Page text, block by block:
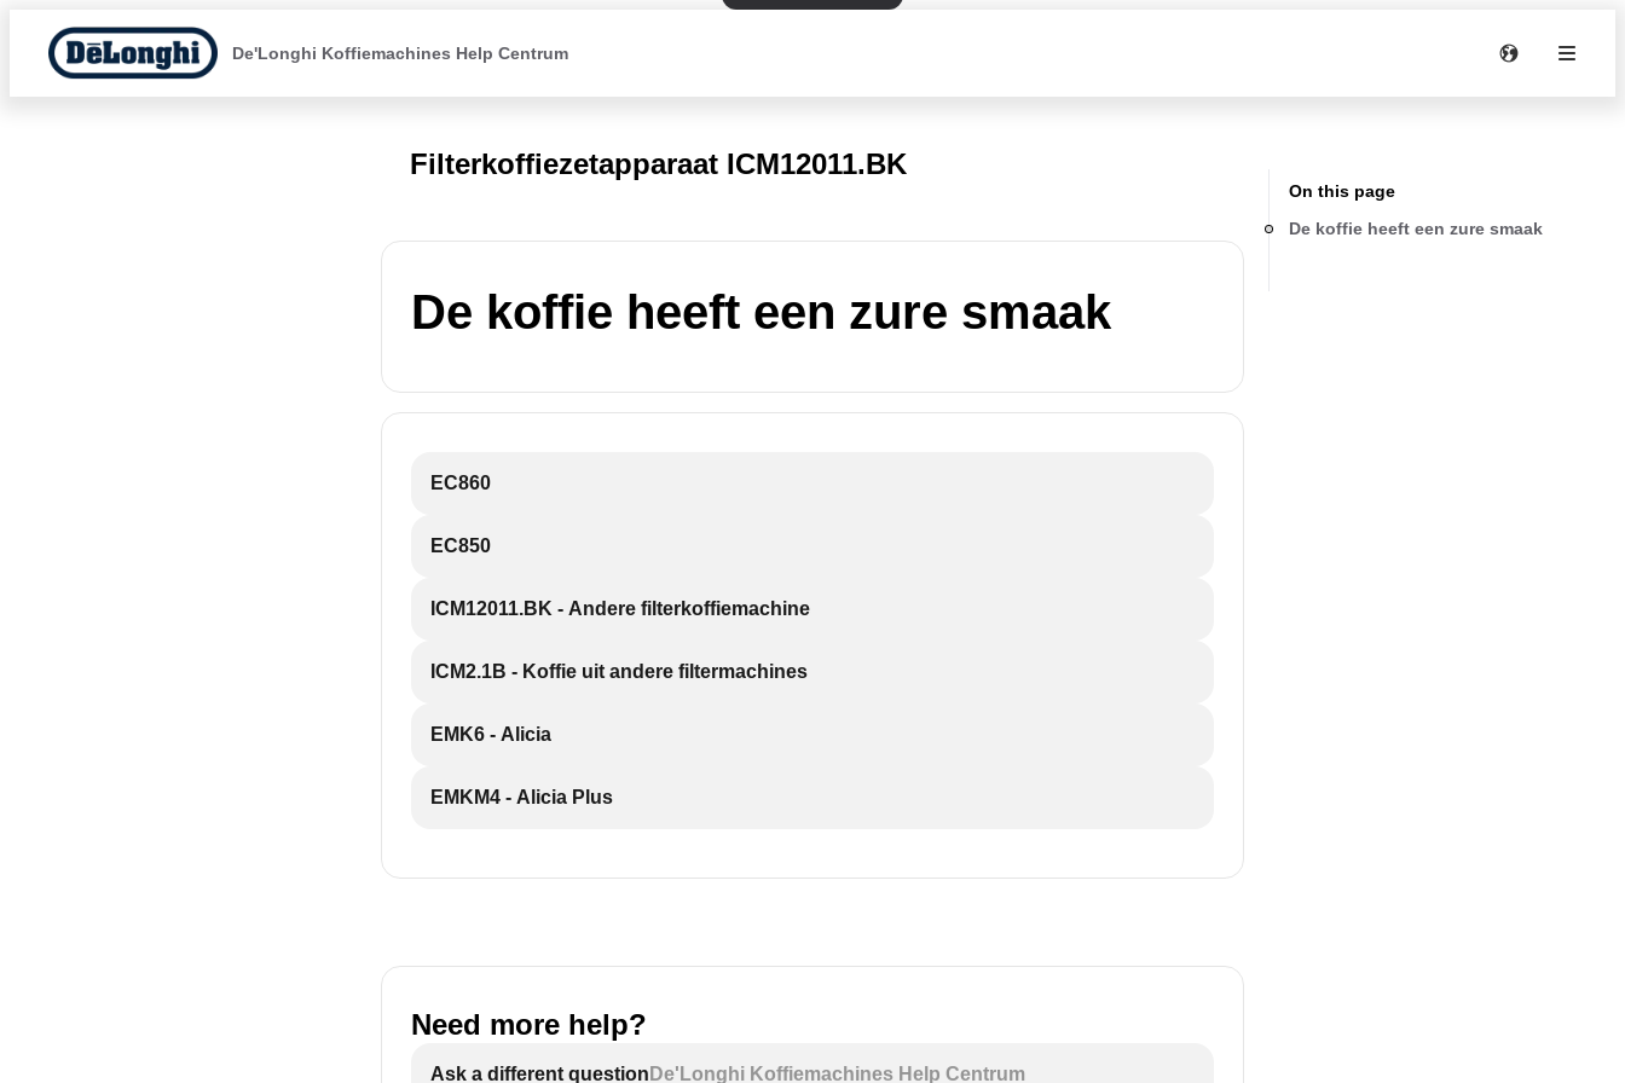
De'Longhi Koffiemachines Help Centrum
Filterkoffiezetapparaat ICM12011.BK
De koffie heeft een zure smaak
EC860
EC850
ICM12011.BK - Andere filterkoffiemachine
ICM2.1B - Koffie uit andere filtermachines
EMK6 - Alicia
EMKM4 - Alicia Plus
Need more help?
Ask a different question De'Longhi Koffiemachines Help Centrum
On this page
De koffie heeft een zure smaak